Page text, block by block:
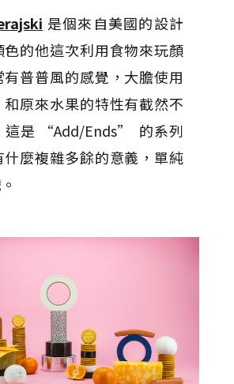
是個來自美國的設計
色的他這次利用食物來玩顏
普普風的感覺，大膽使用
原來水果的特性有截然不
這是 “Add/Ends” 的系列
麼複雜多餘的意義，單純